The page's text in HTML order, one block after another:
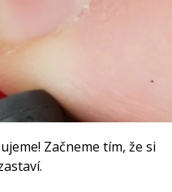
Začneme tím, že si